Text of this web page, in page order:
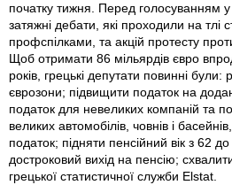
початку тижня. Перед голосуванням у
затяжні дебати, які проходили на тлі
профспілками, та акцій протесту
Щоб отримати 86 мільярдів євро
років, грецькі депутати повинні були:
єврозони; підвищити податок на
податок для невеликих компаній та
великих автомобілів, човнів і
податок; підняти пенсійний вік з 62
достроковий вихід на пенсію;
грецької статистичної служби Elstat.